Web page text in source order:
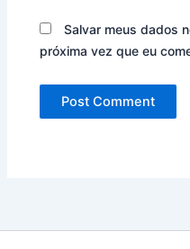
Salvar meus dados
próxima vez que eu